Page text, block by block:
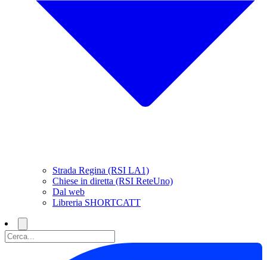
Strada Regina (RSI LA1)
Chiese in diretta (RSI ReteUno)
Dal web
Libreria SHORTCATT